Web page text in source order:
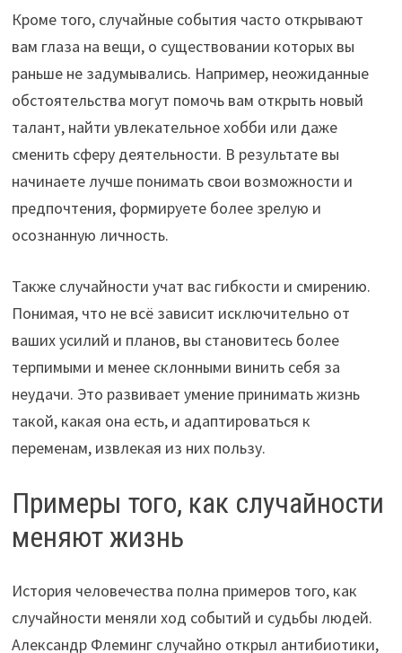
Кроме того, случайные события часто открывают
вам глаза на вещи, о существовании которых вы
раньше не задумывались. Например, неожиданные
обстоятельства могут помочь вам открыть новый
талант, найти увлекательное хобби или даже
сменить сферу деятельности. В результате вы
начинаете лучше понимать свои возможности и
предпочтения, формируете более зрелую и
осознанную личность.
Также случайности учат вас гибкости и смирению.
Понимая, что не всё зависит исключительно от
ваших усилий и планов, вы становитесь более
терпимыми и менее склонными винить себя за
неудачи. Это развивает умение принимать жизнь
такой, какая она есть, и адаптироваться к
переменам, извлекая из них пользу.
Примеры того, как случайности
меняют жизнь
История человечества полна примеров того, как
случайности меняли ход событий и судьбы людей.
Александр Флеминг случайно открыл антибиотики,